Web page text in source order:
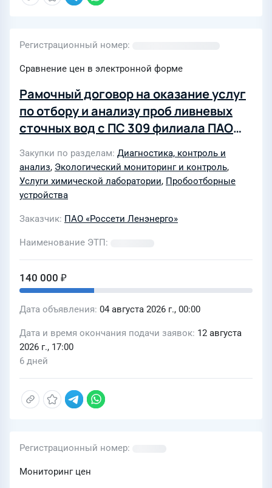
Регистрационный номер
Сравнение цен в электронной форме
Рамочный договор на оказание услуг
по отбору и анализу проб ливневых
сточных вод с ПС 309 филиала ПАО
(792/2026)
Закупки по разделам Диагностика, контроль и
анализ, Экологический мониторинг и контроль,
Услуги химической лаборатории, Пробоотборные
устройства
Заказчик ПАО «Россети Ленэнерго»
Наименование ЭТП
140 000 ₽
Дата объявления 04 августа 2026 г., 00:00
Дата и время окончания подачи заявок 12 августа
2026 г., 17:00
6 дней
Регистрационный номер
Мониторинг цен